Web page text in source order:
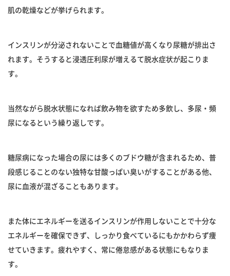
肌の乾燥などが挙げられます。
インスリンが分泌されないことで血糖値が高くなり尿糖が排出さ
れます。そうすると浸透圧利尿が増えるて脱水症状が起こりま
す。
当然ながら脱水状態になれば飲み物を欲すため多飲し、多尿・頻
尿になるという繰り返しです。
糖尿病になった場合の尿には多くのブドウ糖が含まれるため、普
段感じることのない独特な甘酸っぱい臭いがすることがある他、
尿に血液が混ざることもあります。
また体にエネルギーを送るインスリンが作用しないことで十分な
エネルギーを確保できず、しっかり食べているにもかかわらず痩
せていきます。疲れやすく、常に倦怠感がある状態にもなりま
す。